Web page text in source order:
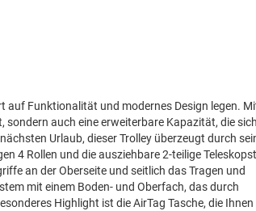
auf Funktionalität und modernes Design legen.
auch eine erweiterbare Kapazität, die
Urlaub, dieser Trolley überzeugt durch
4 Rollen und die ausziehbare 2-teilige
an der Oberseite und seitlich das Tragen und
mit einem Boden- und Oberfach, das durch
Highlight ist die AirTag Tasche, die